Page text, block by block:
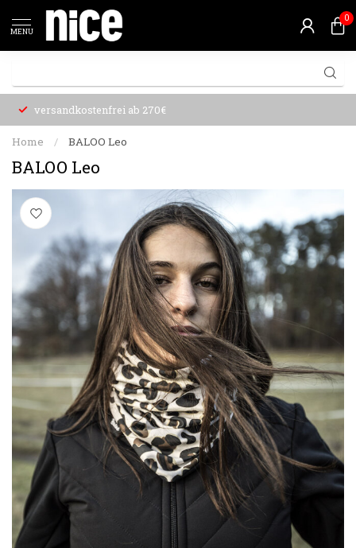
MENU
0
versandkostenfrei ab 270€
Home / BALOO Leo
BALOO Leo